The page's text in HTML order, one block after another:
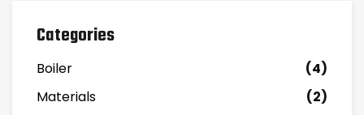
Categories
Boiler
(4)
Materials
(2)